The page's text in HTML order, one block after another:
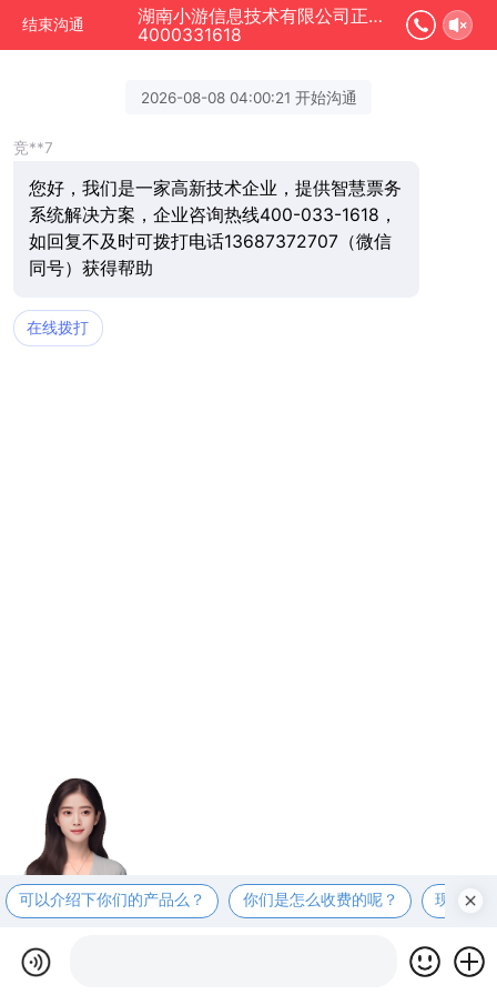
结束沟通
湖南小游信息技术有限公司正在为您服务
4000331618
2026-08-08 04:00:21 开始沟通
竞**7
您好，我们是一家高新技术企业，提供智慧票务
系统解决方案，企业咨询热线400-033-1618，
如回复不及时可拨打电话13687372707（微信
同号）获得帮助
在线拨打
可以介绍下你们的产品么？ 你们是怎么收费的呢？ 现在有